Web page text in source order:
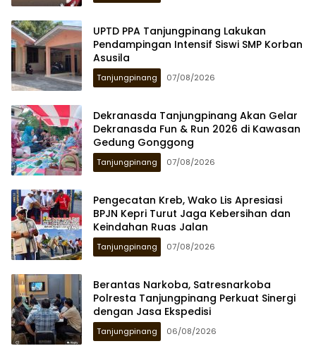
UPTD PPA Tanjungpinang Lakukan
Pendampingan Intensif Siswi SMP Korban
Asusila
Tanjungpinang 07/08/2026
Dekranasda Tanjungpinang Akan Gelar
Dekranasda Fun & Run 2026 di Kawasan
Gedung Gonggong
Tanjungpinang 07/08/2026
Pengecatan Kreb, Wako Lis Apresiasi
BPJN Kepri Turut Jaga Kebersihan dan
Keindahan Ruas Jalan
Tanjungpinang 07/08/2026
Berantas Narkoba, Satresnarkoba
Polresta Tanjungpinang Perkuat Sinergi
dengan Jasa Ekspedisi
Tanjungpinang 06/08/2026